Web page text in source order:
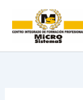
contenido